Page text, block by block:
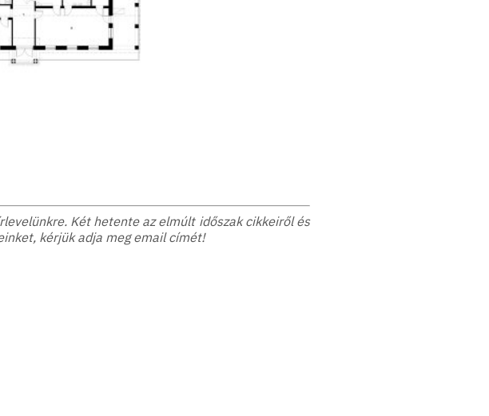
Két hetente az elmúlt időszak cikkeiről és
kérjük adja meg email címét!